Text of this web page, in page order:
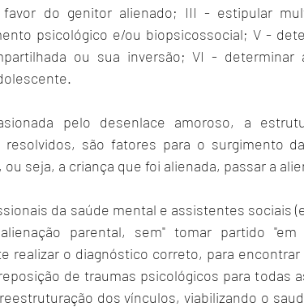
favor do genitor alienado; III - estipular
psicológico e/ou biopsicossocial; V -
ou sua inversão; VI - determinar
pelo desenlace amoroso, a
resolvidos, são fatores para o surgimento
seja, a criança que foi alienada, passar a
da saúde mental e assistentes sociais
parental, sem" tomar partido
realizar o diagnóstico correto, para
de traumas psicológicos para todas
dos vínculos, viabilizando o